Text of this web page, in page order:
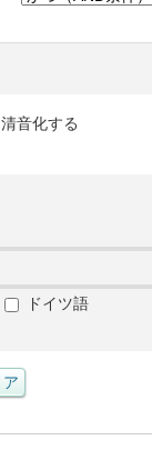
清音化する
ドイツ語